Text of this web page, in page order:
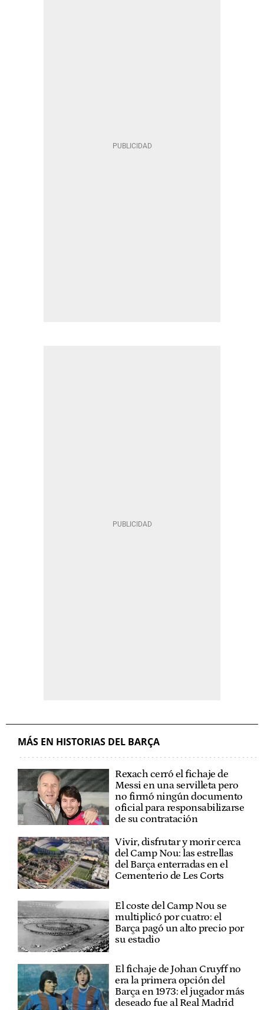
MÁS EN HISTORIAS DEL BARÇA
Rexach cerró el fichaje de
Messi en una servilleta pero
no firmó ningún documento
oficial para responsabilizarse
de su contratación
Vivir, disfrutar y morir cerca
del Camp Nou: las estrellas
del Barça enterradas en el
Cementerio de Les Corts
El coste del Camp Nou se
multiplicó por cuatro: el
Barça pagó un alto precio por
su estadio
El fichaje de Johan Cruyff no
era la primera opción del
Barça en 1973: el jugador más
deseado fue al Real Madrid